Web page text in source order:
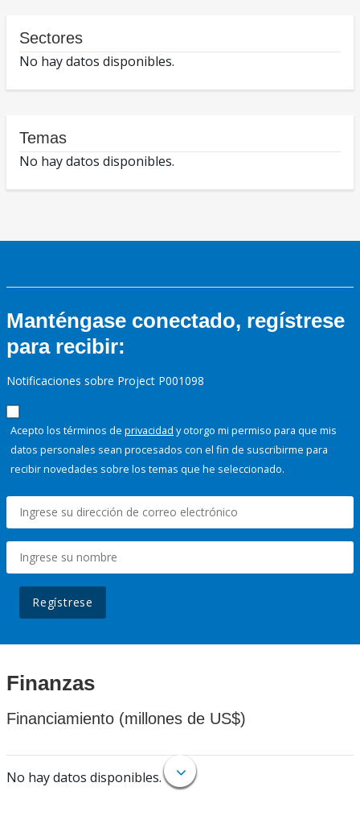
Sectores
No hay datos disponibles.
Temas
No hay datos disponibles.
Manténgase conectado, regístrese
para recibir:
Notificaciones sobre Project P001098
Acepto los términos de privacidad y otorgo mi permiso para que mis
datos personales sean procesados con el fin de suscribirme para
recibir novedades sobre los temas que he seleccionado.
Regístrese
Finanzas
Financiamiento (millones de US$)
No hay datos disponibles.